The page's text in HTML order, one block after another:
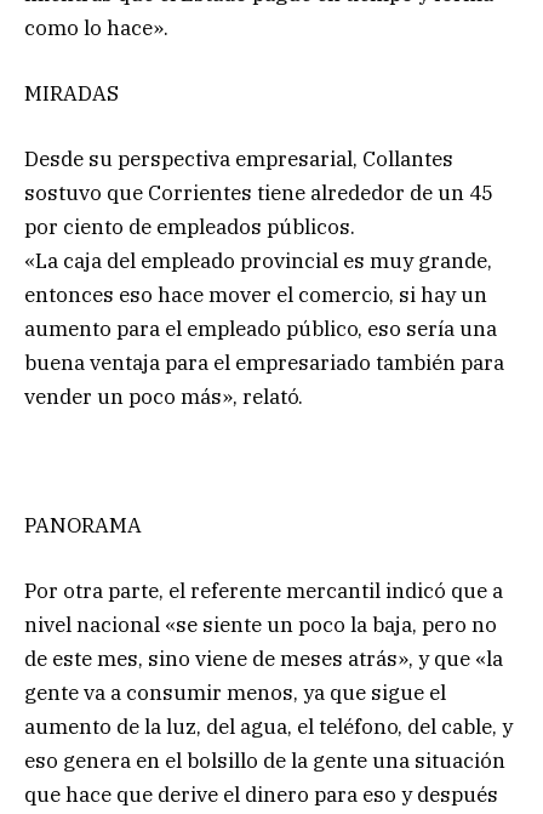
como lo hace».
MIRADAS
Desde su perspectiva empresarial, Collantes
sostuvo que Corrientes tiene alrededor de un 45
por ciento de empleados públicos.
«La caja del empleado provincial es muy grande,
entonces eso hace mover el comercio, si hay un
aumento para el empleado público, eso sería una
buena ventaja para el empresariado también para
vender un poco más», relató.
PANORAMA
Por otra parte, el referente mercantil indicó que a
nivel nacional «se siente un poco la baja, pero no
de este mes, sino viene de meses atrás», y que «la
gente va a consumir menos, ya que sigue el
aumento de la luz, del agua, el teléfono, del cable, y
eso genera en el bolsillo de la gente una situación
que hace que derive el dinero para eso y después